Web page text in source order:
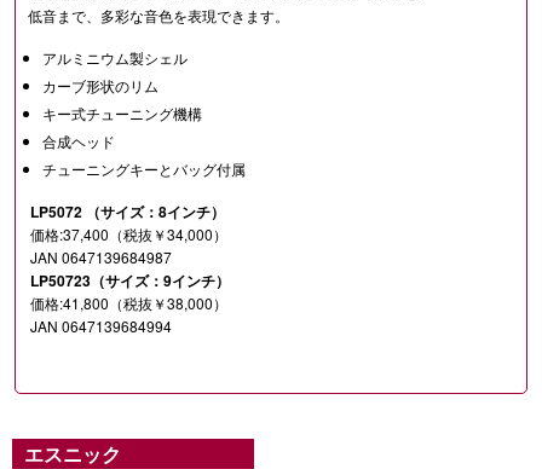
低音まで、多彩な音色を表現できます。
アルミニウム製シェル
カーブ形状のリム
キー式チューニング機構
合成ヘッド
チューニングキーとバッグ付属
LP5072 （サイズ：8インチ）
価格:37,400（税抜￥34,000）
JAN 0647139684987
LP50723（サイズ：9インチ）
価格:41,800（税抜￥38,000）
JAN 0647139684994
エスニック